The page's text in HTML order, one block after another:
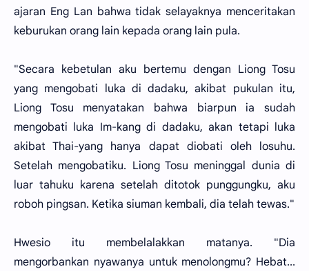
ajaran Eng Lan bahwa tidak selayaknya menceritakan
keburukan orang lain kepada orang lain pula.
"Secara kebetulan aku bertemu dengan Liong Tosu
yang mengobati luka di dadaku, akibat pukulan itu,
Liong Tosu menyatakan bahwa biarpun ia sudah
mengobati luka Im-kang di dadaku, akan tetapi luka
akibat Thai-yang hanya dapat diobati oleh losuhu.
Setelah mengobatiku. Liong Tosu meninggal dunia di
luar tahuku karena setelah ditotok punggungku, aku
roboh pingsan. Ketika siuman kembali, dia telah tewas."
Hwesio itu membelalakkan matanya. "Dia
mengorbankan nyawanya untuk menolongmu? Hebat...